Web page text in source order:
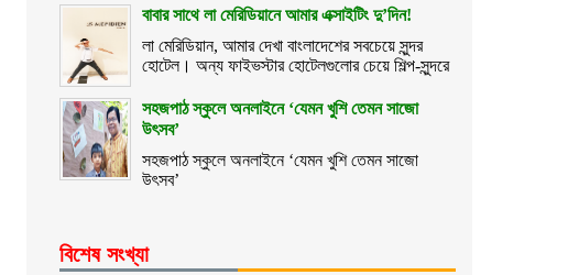
বাবার সাথে লা মেরিডিয়ানে আমার এক্সাইটিং দু’দিন!
লা মেরিডিয়ান, আমার দেখা বাংলাদেশের সবচেয়ে সুন্দর
হোটেল। অন্য ফাইভস্টার হোটেলগুলোর চেয়ে শিল্প-সুন্দরে
সহজপাঠ স্কুলে অনলাইনে ‘যেমন খুশি তেমন সাজো
উৎসব’
সহজপাঠ স্কুলে অনলাইনে ‘যেমন খুশি তেমন সাজো
উৎসব’
বিশেষ সংখ্যা